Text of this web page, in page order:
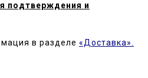
подтверждения и
в разделе «Доставка».